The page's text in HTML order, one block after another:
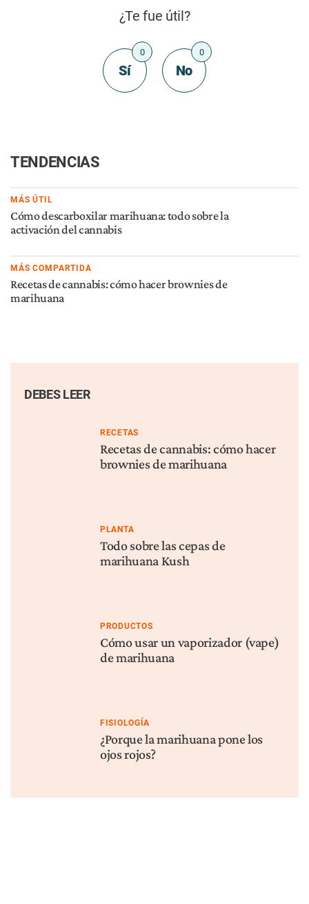
¿Te fue útil?
Sí
0
No
0
TENDENCIAS
MÁS ÚTIL
Cómo descarboxilar marihuana: todo sobre la
activación del cannabis
MÁS COMPARTIDA
Recetas de cannabis: cómo hacer brownies de
marihuana
DEBES LEER
RECETAS
Recetas de cannabis: cómo hacer
brownies de marihuana
PLANTA
Todo sobre las cepas de
marihuana Kush
PRODUCTOS
Cómo usar un vaporizador (vape)
de marihuana
FISIOLOGÍA
¿Porque la marihuana pone los
ojos rojos?